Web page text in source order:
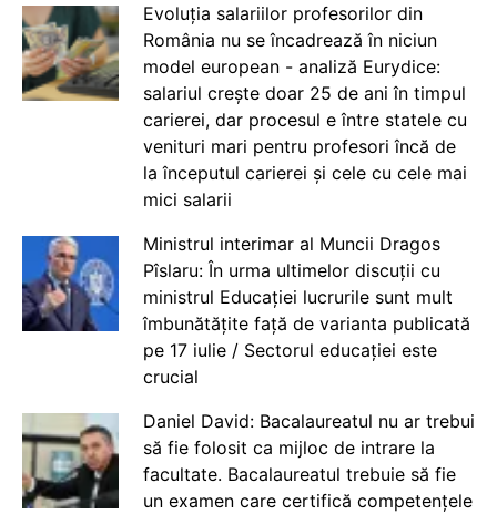
Evoluția salariilor profesorilor din
România nu se încadrează în niciun
model european - analiză Eurydice:
salariul crește doar 25 de ani în timpul
carierei, dar procesul e între statele cu
venituri mari pentru profesori încă de
la începutul carierei și cele cu cele mai
mici salarii
Ministrul interimar al Muncii Dragos
Pîslaru: În urma ultimelor discuții cu
ministrul Educației lucrurile sunt mult
îmbunătățite față de varianta publicată
pe 17 iulie / Sectorul educației este
crucial
Daniel David: Bacalaureatul nu ar trebui
să fie folosit ca mijloc de intrare la
facultate. Bacalaureatul trebuie să fie
un examen care certifică competențele